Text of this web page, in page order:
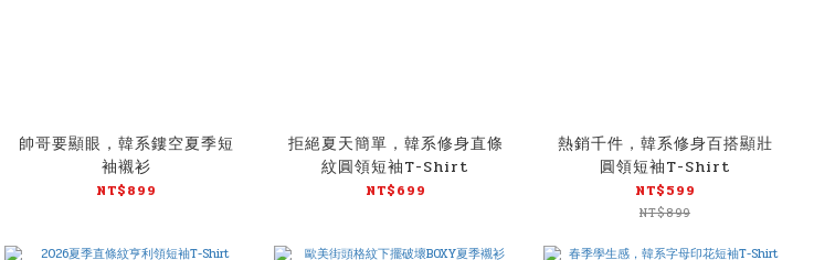
帥哥要顯眼，韓系鏤空夏季短
袖襯衫
NT$899
拒絕夏天簡單，韓系修身直條
紋圓領短袖T-Shirt
NT$699
熱銷千件，韓系修身百搭顯壯
圓領短袖T-Shirt
NT$599
NT$899